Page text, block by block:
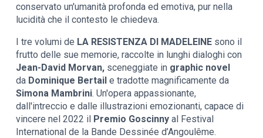
conservato un'umanità profonda ed emotiva, pur nella
lucidità che il contesto le chiedeva.
I tre volumi de LA RESISTENZA DI MADELEINE sono il
frutto delle sue memorie, raccolte in lunghi dialoghi con
Jean-David Morvan, sceneggiate in graphic novel
da Dominique Bertaile tradotte magnificamente da
Simona Mambrini. Un'opera appassionante,
dall'intreccio e dalle illustrazioni emozionanti, capace di
vincere nel 2022 il Premio Goscinny al Festival
International de la Bande Dessinée d’Angoulême.